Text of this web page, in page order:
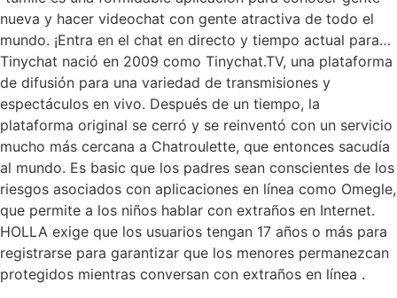
nueva y hacer videochat con gente atractiva de todo el
mundo. ¡Entra en el chat en directo y tiempo actual para…
Tinychat nació en 2009 como Tinychat.TV, una plataforma
de difusión para una variedad de transmisiones y
espectáculos en vivo. Después de un tiempo, la
plataforma original se cerró y se reinventó con un servicio
mucho más cercana a Chatroulette, que entonces sacudía
al mundo. Es basic que los padres sean conscientes de los
riesgos asociados con aplicaciones en línea como Omegle,
que permite a los niños hablar con extraños en Internet.
HOLLA exige que los usuarios tengan 17 años o más para
registrarse para garantizar que los menores permanezcan
protegidos mientras conversan con extraños en línea .